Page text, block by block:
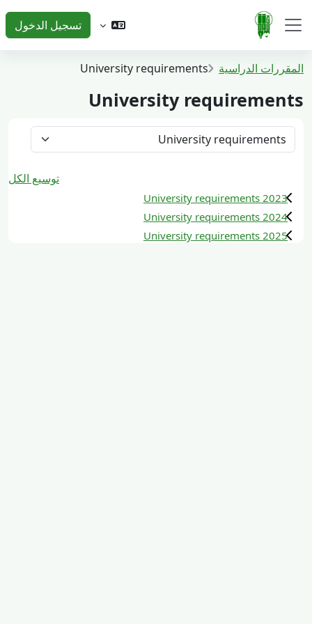
تخطى إلى المحتوى الرئيسي
واجهة جانبية
تسجيل الدخول
المقررات الدراسية University requirements
University requirements
تصنيفات المقررات
توسيع الكل
University requirements 2023
University requirements 2024
University requirements 2025